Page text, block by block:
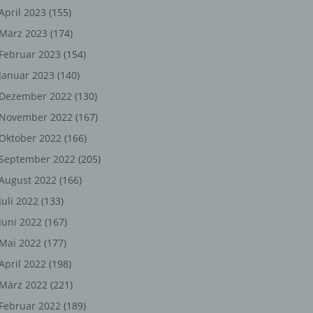
2023 (155)
März 2023 (174)
Februar 2023 (154)
Januar 2023 (140)
Dezember 2022 (130)
November 2022 (167)
Oktober 2022 (166)
September 2022 (205)
2022 (166)
Juli 2022 (133)
Juni 2022 (167)
Mai 2022 (177)
2022 (198)
März 2022 (221)
Februar 2022 (189)
oder